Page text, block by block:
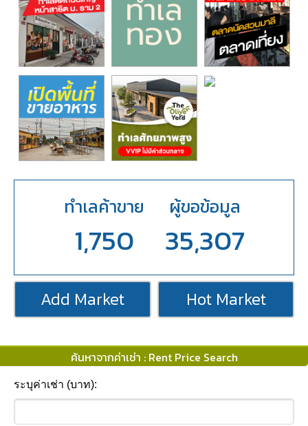
ทำเลค้าขาย
1,750
ผู้ขอข้อมูล
35,307
Add Market Hot Market
ค้นหาจากค่าเช่า : Rent Price Search
ระบุค่าเช่า (บาท):